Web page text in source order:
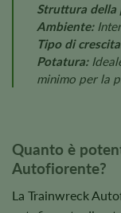
Struttura della
Ambiente:
Tipo di
Potatura:
minimo per la
Quanto è
Autofiorente?
La Trainwreck